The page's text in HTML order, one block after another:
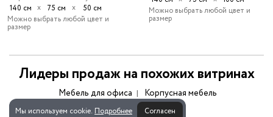
Мы используем cookie. Подробнее Согласен
140 см х
75 см
х
50 см
Можно выбрать любой цвет и
размер
Можно выбрать любой цвет и
размер
Лидеры продаж на похожих витринах
Мебель для офиса Корпусная мебель